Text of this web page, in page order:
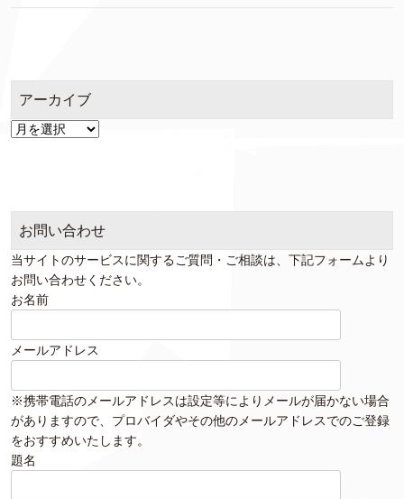
アーカイブ
ア
ブ
お問い合わせ
当サイトのサービスに関するご質問・ご相談は、下記フォームより
お問い合わせください。
お名前
メールアドレス
※携帯電話のメールアドレスは設定等によりメールが届かない場合
がありますので、プロバイダやその他のメールアドレスでのご登録
をおすすめいたします。
題名